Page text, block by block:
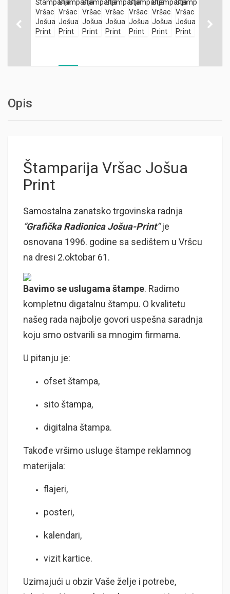
Opis
Štamparija Vršac Jošua
Print
Samostalna zanatsko trgovinska radnja
“Grafička Radionica Jošua-Print“je
osnovana 1996. godine sa sedištem u Vršcu
na dresi 2.oktobar 61.
Bavimo se uslugama štampe. Radimo
kompletnu digatalnu štampu. O kvalitetu
našeg rada najbolje govori uspešna saradnja
koju smo ostvarili sa mnogim firmama.
U pitanju je:
ofset štampa,
sito štampa,
digitalna štampa.
Takođe vršimo usluge štampe reklamnog
materijala:
flajeri,
posteri,
kalendari,
vizit kartice.
Uzimajući u obzir Vaše želje i potrebe,